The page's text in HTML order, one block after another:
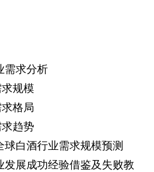
需求分析
规模
格局
趋势
球白酒行业需求规模预测
发展成功经验借鉴及失败教